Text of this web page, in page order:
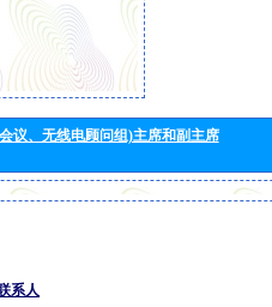
议、无线电顾问组)主席和副主席
系人